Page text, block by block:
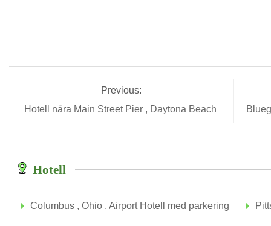
Previous:
Hotell nära Main Street Pier , Daytona Beach
Hotell
Columbus , Ohio , Airport Hotell med parkering